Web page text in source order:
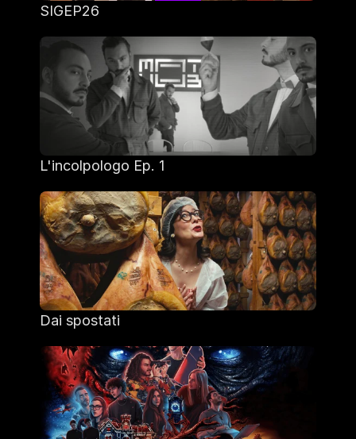
SIGEP26
L'incolpologo Ep. 1
Dai spostati